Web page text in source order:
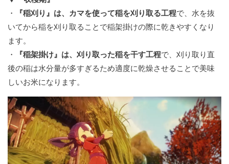
・
『稲刈り』は、カマを使って稲を刈り取る工程で、水を抜
いてから稲を刈り取ることで稲架掛けの際に乾きやすくなり
ます。
・
『稲架掛け』は、刈り取った稲を干す工程で、刈り取り直
後の稲は水分量が多すぎるため適度に乾燥させることで美味
しいお米になります。